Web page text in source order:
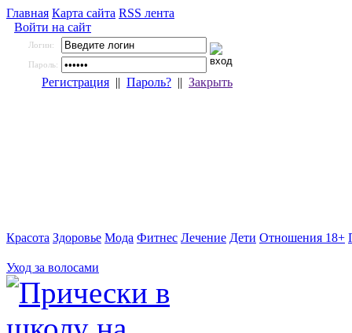
Главная Карта сайта RSS лента
Войти на сайт
Логин:
Пароль:
Регистрация || Пароль? || Закрыть
Красота Здоровье Мода Фитнес Лечение Дети Отношения 18+
Уход за волосами